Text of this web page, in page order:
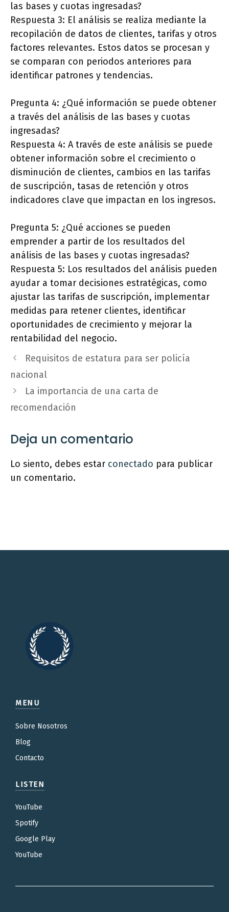
las bases y cuotas ingresadas?
Respuesta 3: El análisis se realiza mediante la
recopilación de datos de clientes, tarifas y otros
factores relevantes. Estos datos se procesan y
se comparan con periodos anteriores para
identificar patrones y tendencias.
Pregunta 4: ¿Qué información se puede obtener
a través del análisis de las bases y cuotas
ingresadas?
Respuesta 4: A través de este análisis se puede
obtener información sobre el crecimiento o
disminución de clientes, cambios en las tarifas
de suscripción, tasas de retención y otros
indicadores clave que impactan en los ingresos.
Pregunta 5: ¿Qué acciones se pueden
emprender a partir de los resultados del
análisis de las bases y cuotas ingresadas?
Respuesta 5: Los resultados del análisis pueden
ayudar a tomar decisiones estratégicas, como
ajustar las tarifas de suscripción, implementar
medidas para retener clientes, identificar
oportunidades de crecimiento y mejorar la
rentabilidad del negocio.
Requisitos de estatura para ser policía
nacional
La importancia de una carta de
recomendación
Deja un comentario
Lo siento, debes estar conectado para publicar
un comentario.
MENU
Sobre Nosotros
Blog
Contacto
LISTEN
YouTube
Spotify
Google Play
YouTube